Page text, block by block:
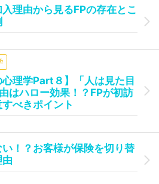
理由から見るFPの存在とこ
心理学Part８】「人は見た目
はハロー効果！？FPが初訪
べきポイント
！？お客様が保険を切り替
由